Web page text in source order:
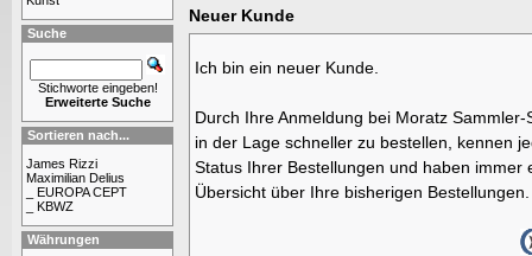
Suche
Stichworte eingeben!
Erweiterte Suche
Sortieren nach...
James Rizzi
Maximilian Delius
_ EUROPA CEPT
_ KBWZ
Währungen
Neuer Kunde
Ich bin ein neuer Kunde.
Durch Ihre Anmeldung bei Moratz Sammler-
in der Lage schneller zu bestellen, kennen
Status Ihrer Bestellungen und haben immer
Übersicht über Ihre bisherigen Bestellungen.